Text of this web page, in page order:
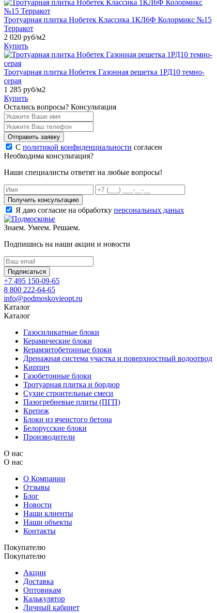
Тротуарная плитка Нобетек Классика 1КЛ6Ф Колормикс №15
Терракот
2 020 руб/м2
Купить
Тротуарная плитка Нобетек Газонная решетка 1РД10 темно-
серая
1 285 руб/м2
Купить
Остались вопросы? Консультация
Отправить заявку
С политикой конфиденциальности согласен
Необходима консультация?
Наши специалисты ответят на любые вопросы!
Получить консультацию
Я даю согласие на обработку персональных даных
Знаем. Умеем. Решаем.
Подпишись на наши акции и новости
Подписаться
+7 495 150-09-65
8 800 222-64-65
info@podmoskovieopt.ru
Каталог
Каталог
Газосиликатные блоки
Керамические блоки
Керамзитобетонные блоки
Дренажная система участка и поверхностный водоотвод
Кирпич
Газобетонные блоки
Тротуарная плитка и бордюр
Сухие строительные смеси
Пазогребневые плиты (ПГП)
Крепеж
Блоки из ячеистого бетона
Белорусские блоки
Производители
О нас
О нас
О Компании
Отзывы
Блог
Новости
Наши клиенты
Наши объекты
Контакты
Покупателю
Покупателю
Акции
Доставка
Оптовикам
Калькулятор
Личный кабинет